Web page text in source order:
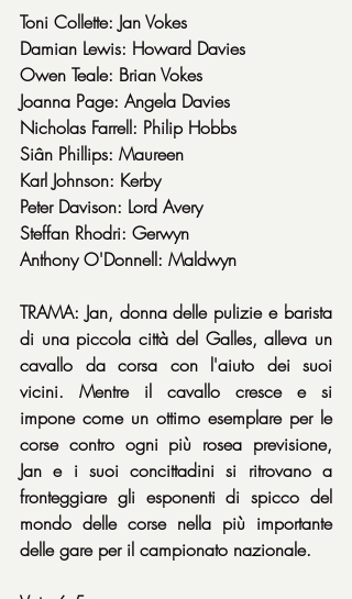
Toni Collette: Jan Vokes
Damian Lewis: Howard Davies
Owen Teale: Brian Vokes
Joanna Page: Angela Davies
Nicholas Farrell: Philip Hobbs
Siân Phillips: Maureen
Karl Johnson: Kerby
Peter Davison: Lord Avery
Steffan Rhodri: Gerwyn
Anthony O'Donnell: Maldwyn
TRAMA: Jan, donna delle pulizie e barista
di una piccola città del Galles, alleva un
cavallo da corsa con l'aiuto dei suoi
vicini. Mentre il cavallo cresce e si
impone come un ottimo esemplare per le
corse contro ogni più rosea previsione,
Jan e i suoi concittadini si ritrovano a
fronteggiare gli esponenti di spicco del
mondo delle corse nella più importante
delle gare per il campionato nazionale.